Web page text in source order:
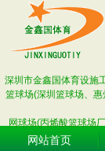
深圳市金鑫国体育设施
篮球场(深圳篮球场、
网球场(丙烯酸篮球场
网站首页